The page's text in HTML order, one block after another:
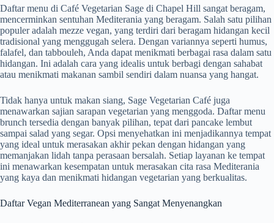
Daftar menu di Café Vegetarian Sage di Chapel Hill sangat beragam,
mencerminkan sentuhan Mediterania yang beragam. Salah satu pilihan
populer adalah mezze vegan, yang terdiri dari beragam hidangan kecil
tradisional yang menggugah selera. Dengan variannya seperti humus,
falafel, dan tabbouleh, Anda dapat menikmati berbagai rasa dalam satu
hidangan. Ini adalah cara yang idealis untuk berbagi dengan sahabat
atau menikmati makanan sambil sendiri dalam nuansa yang hangat.
Tidak hanya untuk makan siang, Sage Vegetarian Café juga
menawarkan sajian sarapan vegetarian yang menggoda. Daftar menu
brunch tersedia dengan banyak pilihan, tepat dari pancake lembut
sampai salad yang segar. Opsi menyehatkan ini menjadikannya tempat
yang ideal untuk merasakan akhir pekan dengan hidangan yang
memanjakan lidah tanpa perasaan bersalah. Setiap layanan ke tempat
ini menawarkan kesempatan untuk merasakan cita rasa Mediterania
yang kaya dan menikmati hidangan vegetarian yang berkualitas.
Daftar Vegan Mediterranean yang Sangat Menyenangkan